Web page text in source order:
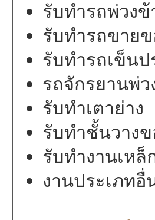
รับทำรถพ่วง
รับทำรถขาย
รับทำรถเข็น
รถจักรยานพ่ว
รับทำเตาย่าง
รับทำชั้นวางข
รับทำงานเห
งานประเภท